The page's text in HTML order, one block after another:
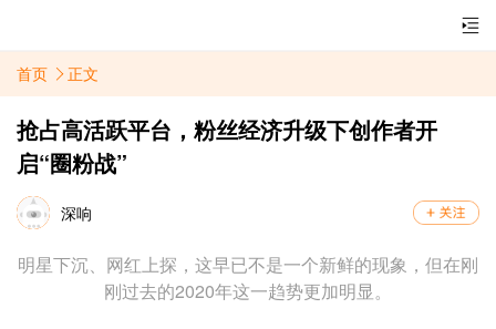
首页 正文
抢占高活跃平台，粉丝经济升级下创作者开
启“圈粉战”
深响
明星下沉、网红上探，这早已不是一个新鲜的现象，但在刚
刚过去的2020年这一趋势更加明显。